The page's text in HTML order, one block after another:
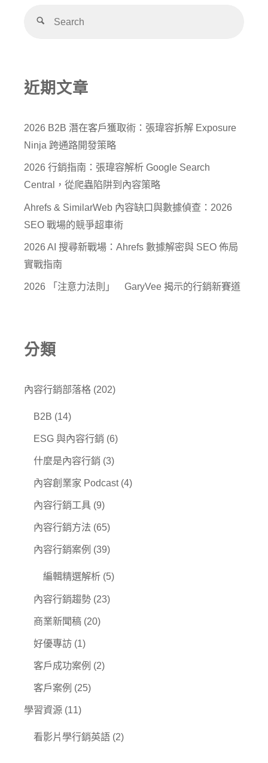
近期文章
2026 B2B 潛在客戶獲取術：張瑋容拆解 Exposure
Ninja 跨通路開發策略
2026 行銷指南：張瑋容解析 Google Search
Central，從爬蟲陷阱到內容策略
Ahrefs & SimilarWeb 內容缺口與數據偵查：2026
SEO 戰場的競爭超車術
2026 AI 搜尋新戰場：Ahrefs 數據解密與 SEO 佈局
實戰指南
2026 「注意力法則」 GaryVee 揭示的行銷新賽道
分類
內容行銷部落格 (202)
B2B (14)
ESG 與內容行銷 (6)
什麼是內容行銷 (3)
內容創業家 Podcast(4)
內容行銷工具 (9)
內容行銷方法 (65)
內容行銷案例 (39)
編輯精選解析 (5)
內容行銷趨勢 (23)
商業新聞稿 (20)
好優專訪 (1)
客戶成功案例 (2)
客戶案例 (25)
學習資源 (11)
看影片學行銷英語 (2)